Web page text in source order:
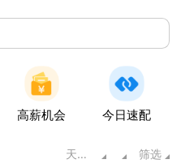
高薪机会 今日速配
天水甘肃 筛选